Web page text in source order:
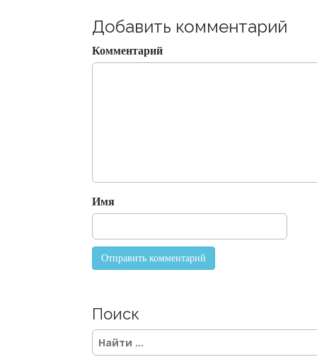
t
n
a
n
Добавить комментарий
Комментарий
Имя
Поиск
S
e